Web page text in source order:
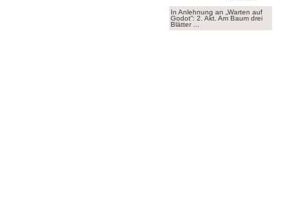
In Anlehnung an „Warten auf
Godot”: 2. Akt. Am Baum drei
Blätter ...